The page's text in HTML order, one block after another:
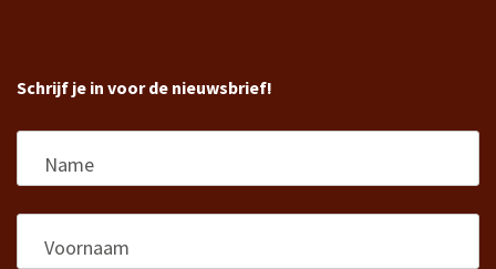
Schrijf je in voor de nieuwsbrief!
Name
Voornaam